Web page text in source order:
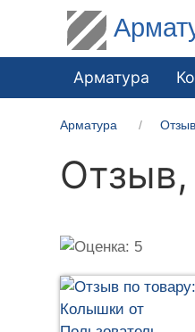
Арматура
Арматура
Отзыв,